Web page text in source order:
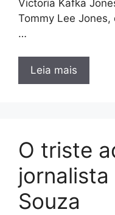
Victoria Kafka
Tommy Lee
…
Leia mais
O triste
jornalista
Souza